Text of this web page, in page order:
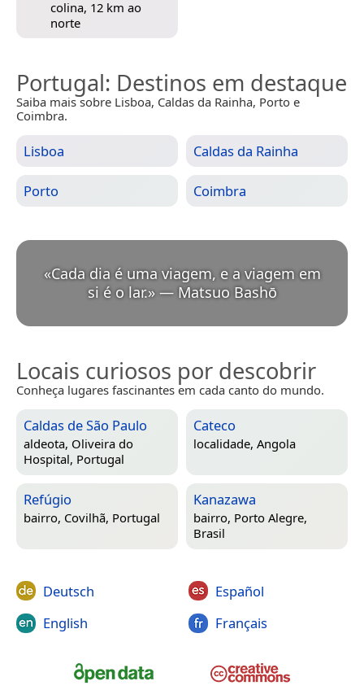
colina, 12 km ao
norte
Portugal: Destinos em destaque
Saiba mais sobre Lisboa, Caldas da Rainha, Porto e
Coimbra.
Lisboa Caldas da Rainha
Porto Coimbra
«Cada dia é uma viagem, e a viagem em
si é o lar.» — Matsuo Bashō
Locais curiosos por descobrir
Conheça lugares fascinantes em cada canto do mundo.
Caldas de São Paulo
aldeota, Oliveira do
Hospital, Portugal
Cateco
localidade, Angola
Refúgio
bairro, Covilhã, Portugal
Kanazawa
bairro, Porto Alegre,
Brasil
Deutsch
English
Español
Français